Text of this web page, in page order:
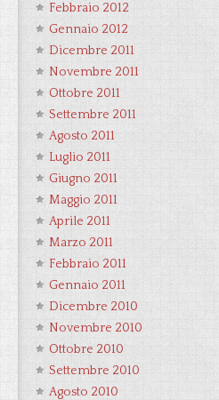
Febbraio 2012
Gennaio 2012
Dicembre 2011
Novembre 2011
Ottobre 2011
Settembre 2011
Agosto 2011
Luglio 2011
Giugno 2011
Maggio 2011
Aprile 2011
Marzo 2011
Febbraio 2011
Gennaio 2011
Dicembre 2010
Novembre 2010
Ottobre 2010
Settembre 2010
Agosto 2010